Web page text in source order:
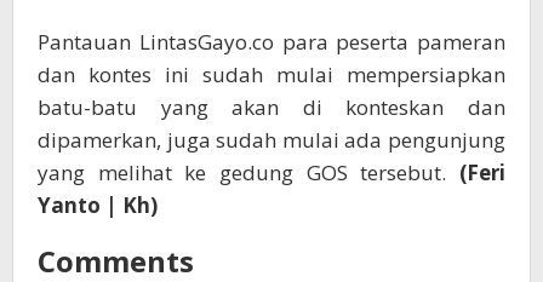
Pantauan LintasGayo.co para peserta pameran
dan kontes ini sudah mulai mempersiapkan
batu-batu yang akan di konteskan dan
dipamerkan, juga sudah mulai ada pengunjung
yang melihat ke gedung GOS tersebut. (Feri
Yanto | Kh)
Comments